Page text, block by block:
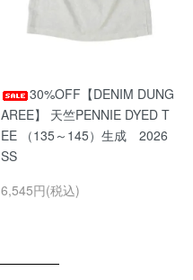
30%OFF【DENIM DUNG
AREE】 天竺PENNIE DYED T
EE （135～145）生成 2026
SS
6,545円(税込)